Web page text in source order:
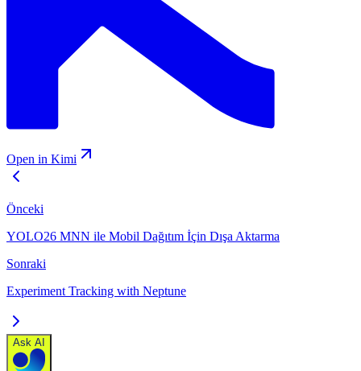
Open in Kimi
Önceki
YOLO26 MNN ile Mobil Dağıtım İçin Dışa Aktarma
Sonraki
Experiment Tracking with Neptune
Ask AI